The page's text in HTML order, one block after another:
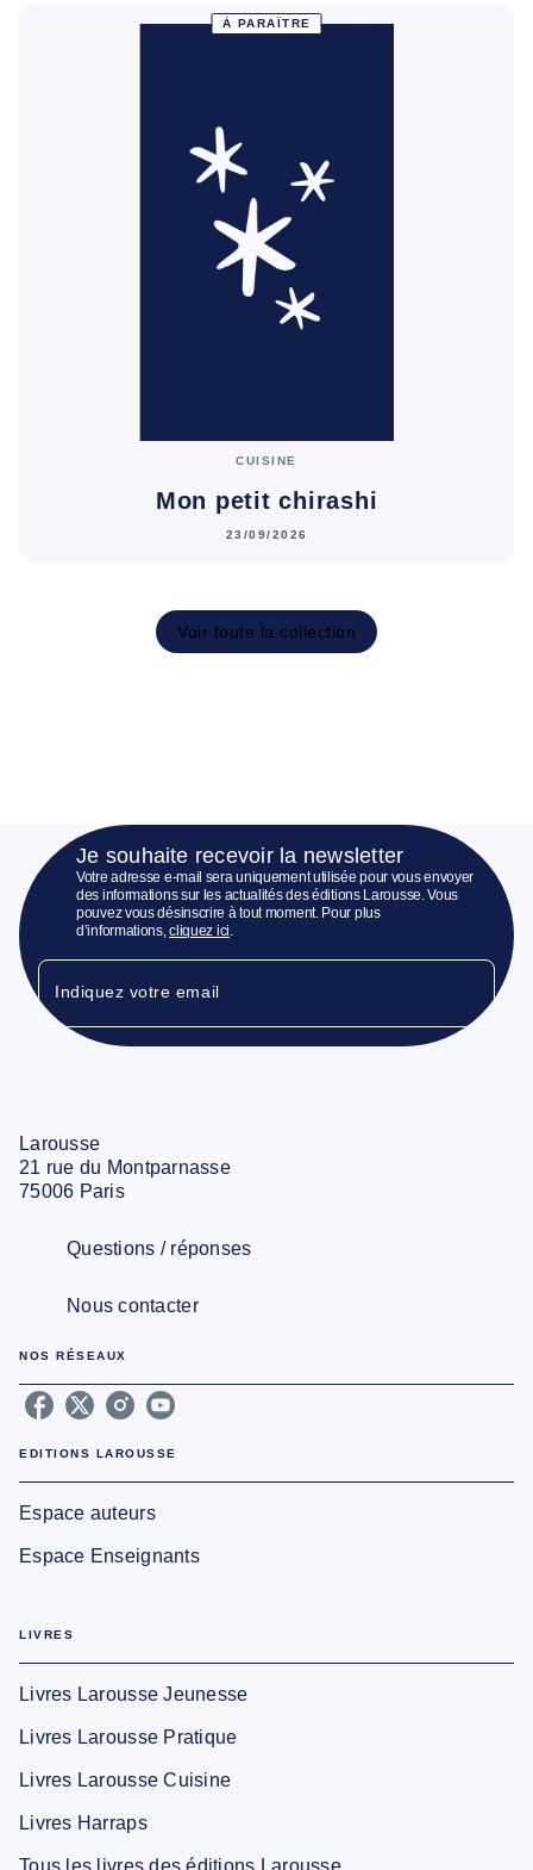
À PARAÎTRE
CUISINE
Mon petit chirashi
23/09/2026
Voir toute la collection
Je souhaite recevoir la newsletter
Votre adresse e-mail sera uniquement utilisée pour vous envoyer
des informations sur les actualités des éditions Larousse. Vous
pouvez vous désinscrire à tout moment. Pour plus
d’informations,cliquez ici
Indiquez votre email
Larousse
21 rue du Montparnasse
75006 Paris
Questions / réponses
Nous contacter
NOS RÉSEAUX
EDITIONS LAROUSSE
Espace auteurs
Espace Enseignants
LIVRES
Livres Larousse Jeunesse
Livres Larousse Pratique
Livres Larousse Cuisine
Livres Harraps
Tous les livres des éditions Larousse